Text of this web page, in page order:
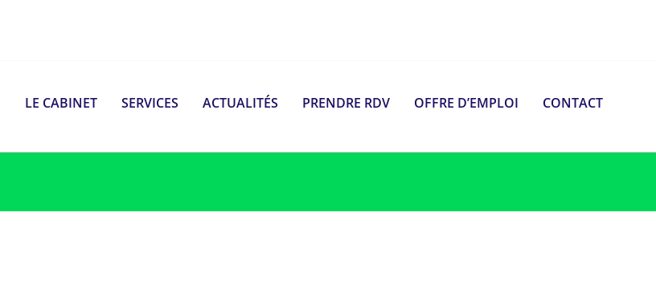
LE CABINET SERVICES ACTUALITÉS PRENDRE RDV OFFRE D’EMPLOI CONTACT